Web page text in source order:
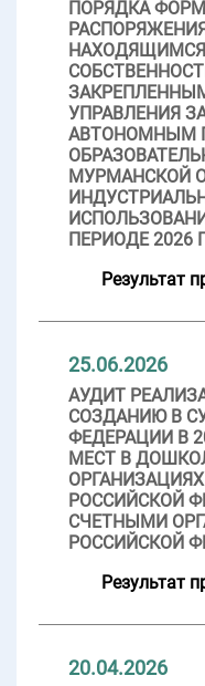
ПОРЯДКА
НАХОДЯЩИМСЯ
УПРАВЛЕНИЯ
АВТОНОМНЫМ
МУРМАНСКОЙ
ПЕРИОДЕ 2026
Результат
25.06.2026
АУДИТ
СОЗДАНИЮ В
ФЕДЕРАЦИИ В
МЕСТ В
РОССИЙСКОЙ
СЧЕТНЫМИ
РОССИЙСКОЙ
Результат
20.04.2026